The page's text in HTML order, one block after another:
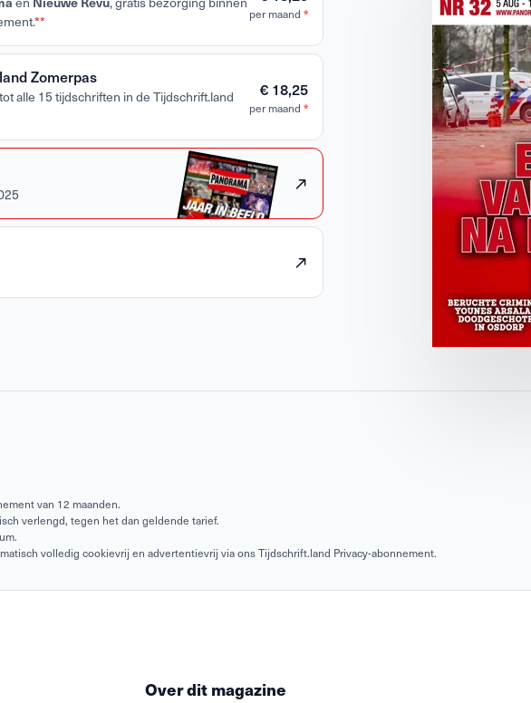
** per maand *
Zomerpas
alle 15 tijdschriften in de Tijdschrift.land
€ 18,25
per maand *
van 12 maanden.
verlengd, tegen het dan geldende tarief.
volledig cookievrij en advertentievrij via ons Tijdschrift.land Privacy-abonnement.
Over dit magazine